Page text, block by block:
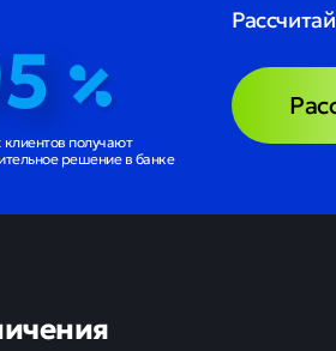
получают
решение в банке